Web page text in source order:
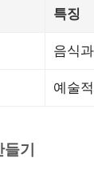
특징
음식
예술
기